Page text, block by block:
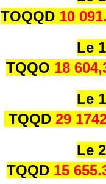
TOQQD 10
Le
TQQO 18
Le
TQQD 29
Le
TQQD 15